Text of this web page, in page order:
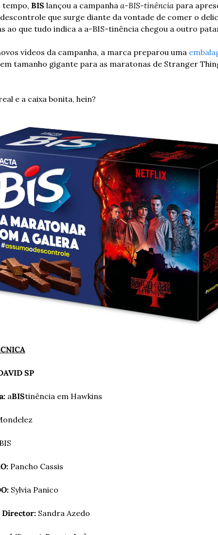
tempo, BIS lançou a campanha a-BIS-tinência para
que surge diante da vontade de comer o
ao que tudo indica a a-BIS-tinência chegou a outro
vídeos da campanha, a marca preparou uma
tamanho gigante para as maratonas de Stranger
e a caixa bonita, hein?
SP
aBIStinência em Hawkins
Pancho Cassis
Sylvia Panico
Director: Sandra Azedo